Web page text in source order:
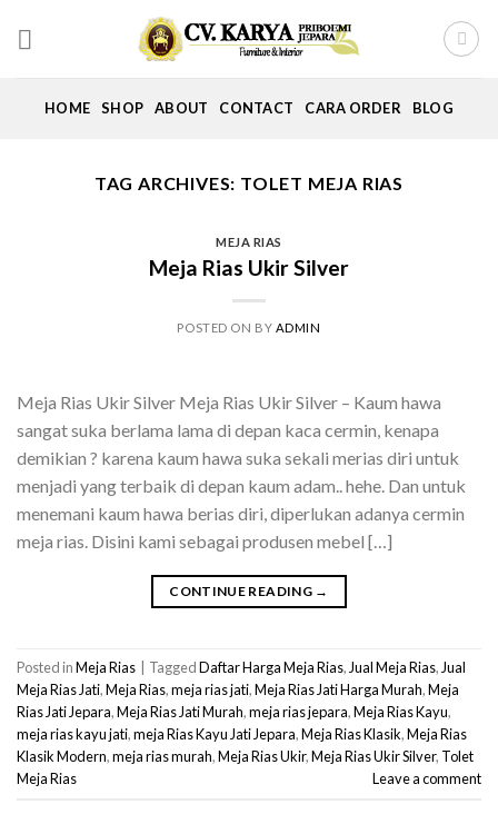
HOME SHOP ABOUT CONTACT CARA ORDER BLOG
TAG ARCHIVES: TOLET MEJA RIAS
MEJA RIAS
Meja Rias Ukir Silver
POSTED ON BY ADMIN
Meja Rias Ukir Silver Meja Rias Ukir Silver – Kaum hawa
sangat suka berlama lama di depan kaca cermin, kenapa
demikian ? karena kaum hawa suka sekali merias diri untuk
menjadi yang terbaik di depan kaum adam.. hehe. Dan untuk
menemani kaum hawa berias diri, diperlukan adanya cermin
meja rias. Disini kami sebagai produsen mebel […]
CONTINUE READING →
Posted inMeja Rias TaggedDaftar Harga Meja Rias, Jual Meja Rias, Jual
Meja Rias Jati,Meja Rias,meja rias jati,Meja Rias Jati Harga Murah,Meja
Rias Jati Jepara,Meja Rias Jati Murah,meja rias jepara,Meja Rias Kayu,
meja rias kayu jati,meja Rias Kayu Jati Jepara,Meja Rias Klasik,Meja Rias
Klasik Modern,meja rias murah,Meja Rias Ukir,Meja Rias Ukir Silver, Tolet
Meja Rias
Leave a comment